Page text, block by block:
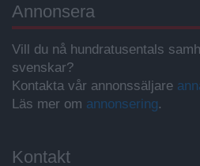
Annonsera
Vill du nå hundratusentals
svenskar?
Kontakta vår annonssäljare
Läs mer om annonsering.
Kontakt